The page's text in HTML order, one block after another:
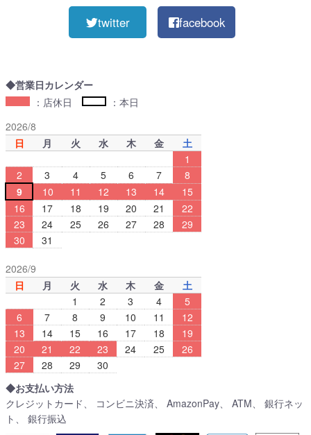
twitter facebook
◆営業日カレンダー
：店休日
：本日
2026/8
日
月 火 水 木 金
土
1
2
3 4 5 6 7
8
9
10 11 12 13 14
15
16
17 18 19 20 21
22
23
24 25 26 27 28
29
30
31
2026/9
日
月 火 水 木 金
土
1
2 3 4
5
6
7 8 9 10 11
12
13
14 15 16 17 18
19
20
21 22 23 24 25
26
27
28 29
30
◆お支払い方法
クレジットカード、 コンビニ決済、 AmazonPay、 ATM、 銀行ネッ
ト、 銀行振込